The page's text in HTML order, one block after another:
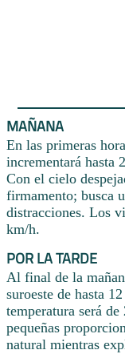
MAÑANA
En las primeras
incrementará hasta
Con el cielo
firmamento; busca
distracciones. Los
km/h.
POR LA TARDE
Al final de la
suroeste de hasta
temperatura será
pequeñas
natural mientras